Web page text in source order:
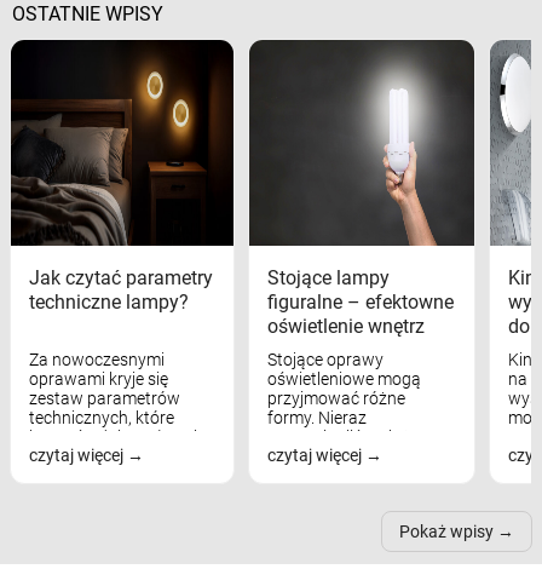
OSTATNIE WPISY
Jak czytać parametry
techniczne lampy?
Za nowoczesnymi
oprawami kryje się
zestaw parametrów
technicznych, które
bezpośrednio wpływają
na komfort widzenia,
czytaj więcej
Stojące lampy
figuralne – efektowne
oświetlenie wnętrz
Stojące oprawy
oświetleniowe mogą
przyjmować różne
formy. Nieraz
wspominaliśmy już
modele na łukowych
nich może przydać się w
czytaj więcej
na
Pokaż wpisy